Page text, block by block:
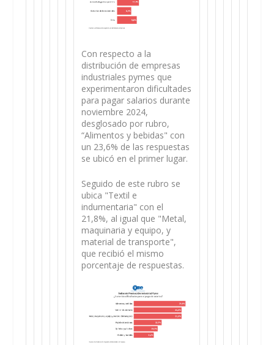
Con respecto a la
distribución de empresas
industriales pymes que
experimentaron dificultades
para pagar salarios durante
noviembre 2024,
desglosado por rubro,
“Alimentos y bebidas" con
un 23,6% de las respuestas
se ubicó en el primer lugar.
Seguido de este rubro se
ubica "Textil e
indumentaria" con el
21,8%, al igual que "Metal,
maquinaria y equipo, y
material de transporte",
que recibió el mismo
porcentaje de respuestas.